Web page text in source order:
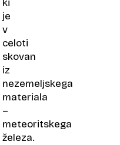
ki
je
v
celoti
skovan
iz
nezemeljskega
materiala
–
meteoritskega
železa.